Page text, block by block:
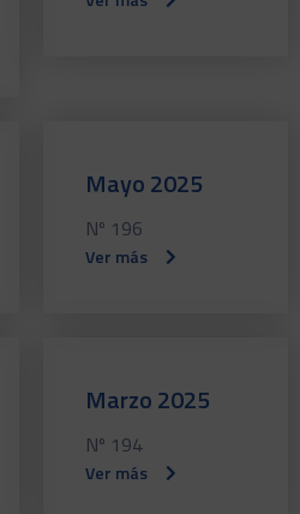
Mayo 2025
Nº 196
Ver más
Marzo 2025
Nº 194
Ver más